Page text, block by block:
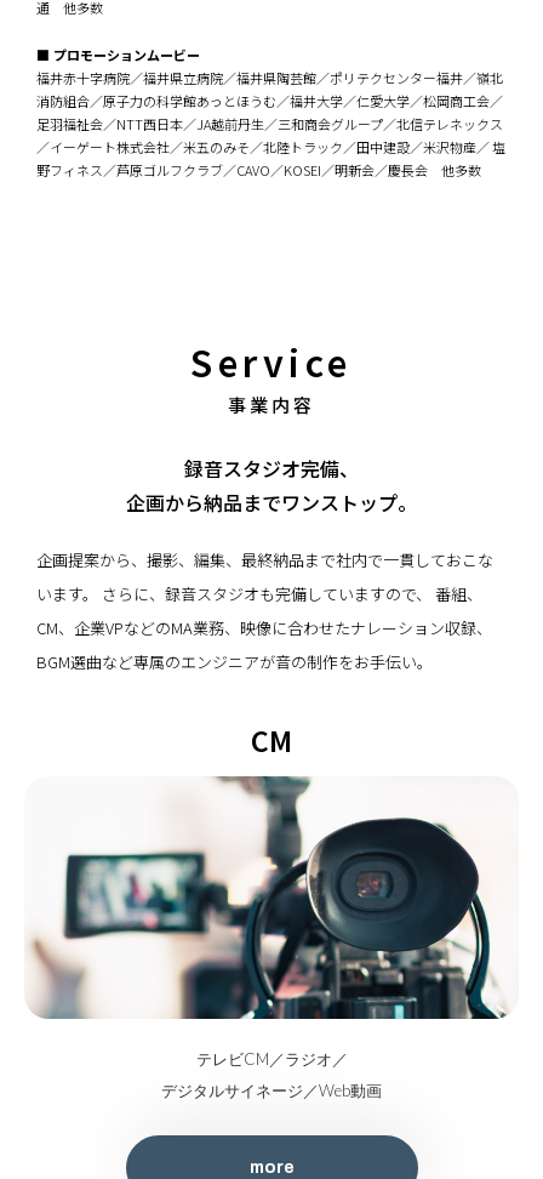
通 他多数
■ プロモーションムービー
福井赤十字病院／福井県立病院／福井県陶芸館／ポリテクセンター福井／嶺北
消防組合／原子力の科学館あっとほうむ／福井大学／仁愛大学／松岡商工会／
足羽福祉会／NTT西日本／JA越前丹生／三和商会グループ／北信テレネックス
／イーゲート株式会社／米五のみそ／北陸トラック／田中建設／米沢物産／ 塩
野フィネス／芦原ゴルフクラブ／CAVO／KOSEI／明新会／慶長会 他多数
Service
事業内容
録音スタジオ完備、
企画から納品までワンストップ。
企画提案から、撮影、編集、最終納品まで社内で一貫しておこな
います。
さらに、録音スタジオも完備していますので、
番組、
CM、企業VPなどのMA業務、映像に合わせたナレーション収録、
BGM選曲など専属のエンジニアが音の制作をお手伝い。
CM
more
テレビCM／ラジオ／
デジタルサイネージ／Web動画
more